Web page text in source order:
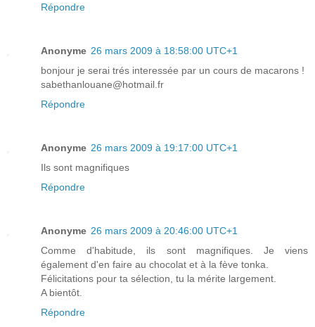
Répondre
Anonyme 26 mars 2009 à 18:58:00 UTC+1
bonjour je serai trés interessée par un cours de macarons !
sabethanlouane@hotmail.fr
Répondre
Anonyme 26 mars 2009 à 19:17:00 UTC+1
Ils sont magnifiques
Répondre
Anonyme 26 mars 2009 à 20:46:00 UTC+1
Comme d'habitude, ils sont magnifiques. Je viens
également d'en faire au chocolat et à la fève tonka.
Félicitations pour ta sélection, tu la mérite largement.
A bientôt.
Répondre